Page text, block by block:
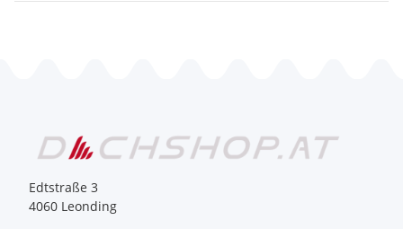
Edtstraße 3
4060 Leonding